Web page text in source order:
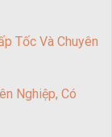
Tốc Và Chuyên
Nghiệp, Có